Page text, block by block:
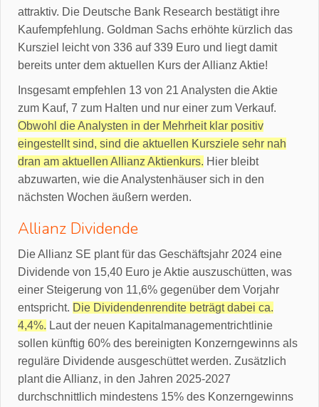
attraktiv. Die Deutsche Bank Research bestätigt ihre
Kaufempfehlung. Goldman Sachs erhöhte kürzlich das
Kursziel leicht von 336 auf 339 Euro und liegt damit
bereits unter dem aktuellen Kurs der Allianz Aktie!
Insgesamt empfehlen 13 von 21 Analysten die Aktie
zum Kauf, 7 zum Halten und nur einer zum Verkauf.
Obwohl die Analysten in der Mehrheit klar positiv
eingestellt sind, sind die aktuellen Kursziele sehr nah
dran am aktuellen Allianz Aktienkurs. Hier bleibt
abzuwarten, wie die Analystenhäuser sich in den
nächsten Wochen äußern werden.
Allianz Dividende
Die Allianz SE plant für das Geschäftsjahr 2024 eine
Dividende von 15,40 Euro je Aktie auszuschütten, was
einer Steigerung von 11,6% gegenüber dem Vorjahr
entspricht. Die Dividendenrendite beträgt dabei ca.
4,4%. Laut der neuen Kapitalmanagementrichtlinie
sollen künftig 60% des bereinigten Konzerngewinns als
reguläre Dividende ausgeschüttet werden. Zusätzlich
plant die Allianz, in den Jahren 2025-2027
durchschnittlich mindestens 15% des Konzerngewinns